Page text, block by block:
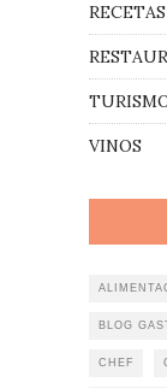
RECETAS
VINOS
BLOG
CHEF